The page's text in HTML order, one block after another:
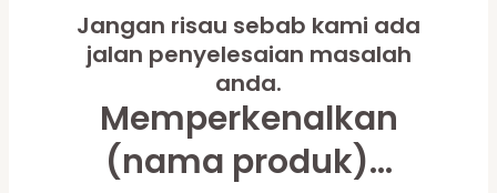
Jangan risau sebab kami ada
jalan penyelesaian masalah
anda.
Memperkenalkan
(nama produk)...